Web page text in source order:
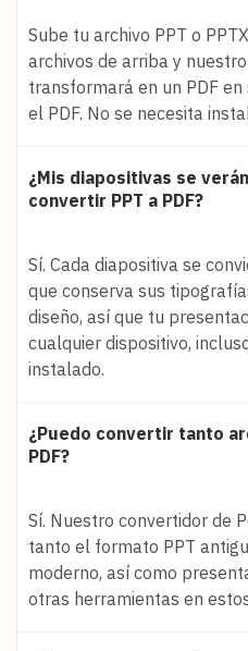
Sube tu archivo PPT o
archivos de arriba y
transformará en un PDF
el PDF. No se necesita
¿Mis diapositivas se
convertir PPT a PDF?
Sí. Cada diapositiva se
que conserva sus
diseño, así que tu
cualquier dispositivo,
instalado.
¿Puedo convertir tanto
PDF?
Sí. Nuestro convertidor de
tanto el formato PPT
moderno, así como
otras herramientas en